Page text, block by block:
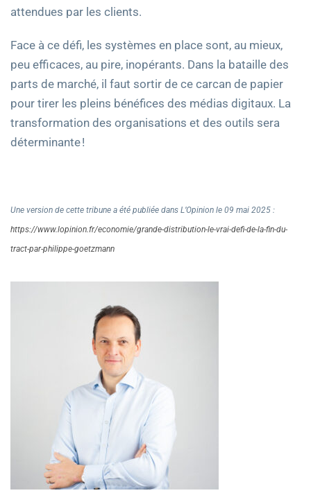
attendues par les clients.
Face à ce défi, les systèmes en place sont, au mieux,
peu efficaces, au pire, inopérants. Dans la bataille des
parts de marché, il faut sortir de ce carcan de papier
pour tirer les pleins bénéfices des médias digitaux. La
transformation des organisations et des outils sera
déterminante !
Une version de cette tribune a été publiée dans L’Opinion le 09 mai 2025 :
https://www.lopinion.fr/economie/grande-distribution-le-vrai-defi-de-la-fin-du-
tract-par-philippe-goetzmann